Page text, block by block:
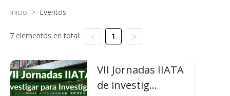
Inicio > Eventos
7 elementos en total: 1
VII Jornadas IIATA
de investig...